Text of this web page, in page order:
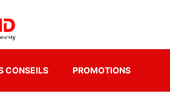
CONSEILS PROMOTIONS
cookies